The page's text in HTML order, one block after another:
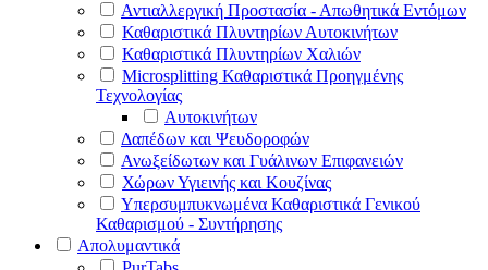
Αντιαλλεργική Προστασία - Απωθητικά Εντόμων
Καθαριστικά Πλυντηρίων Αυτοκινήτων
Καθαριστικά Πλυντηρίων Χαλιών
Microsplitting Καθαριστικά Προηγμένης
Τεχνολογίας
Αυτοκινήτων
Δαπέδων και Ψευδοροφών
Ανωξείδωτων και Γυάλινων Επιφανειών
Χώρων Υγιεινής και Κουζίνας
Υπερσυμπυκνωμένα Καθαριστικά Γενικού
Καθαρισμού - Συντήρησης
Απολυμαντικά